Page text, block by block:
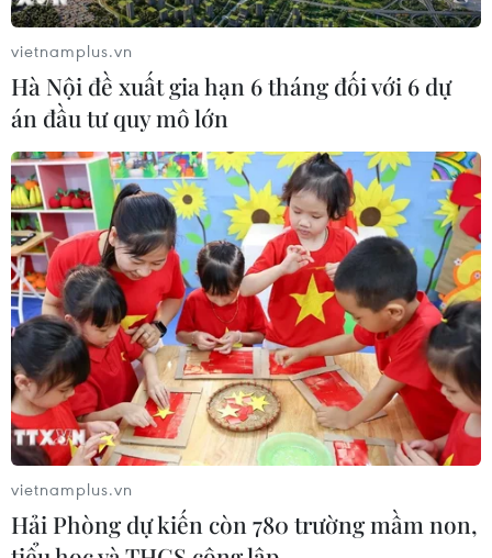
TIN CÙNG CHUYÊN MỤC
Những lý do khiến du khách Ấn Độ
chuyển hướng sang Việt Nam
08/08/2026 23:58
Thánh đường Emir Abdelkader -
biểu tượng của kiến trúc, văn hóa và
tri thức
08/08/2026 22:05
vietnamplus.vn
Hà Nội đề xuất gia hạn 6 tháng đối với 6 dự
án đầu tư quy mô lớn
vietnamplus.vn
Hải Phòng dự kiến còn 780 trường mầm non,